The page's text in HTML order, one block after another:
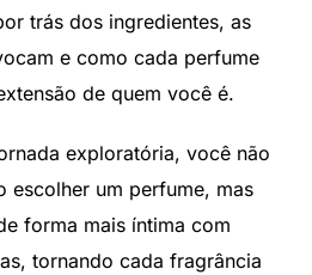
trás dos ingredientes, as
e como cada perfume
de quem você é.
exploratória, você não
escolher um perfume, mas
forma mais íntima com
tornando cada fragrância